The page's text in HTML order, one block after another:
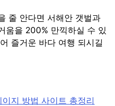
줄 안다면 서해안 갯벌과
움을 200% 만끽하실 수 있
즐거운 바다 여행 되시길
지 방법 사이트 총정리